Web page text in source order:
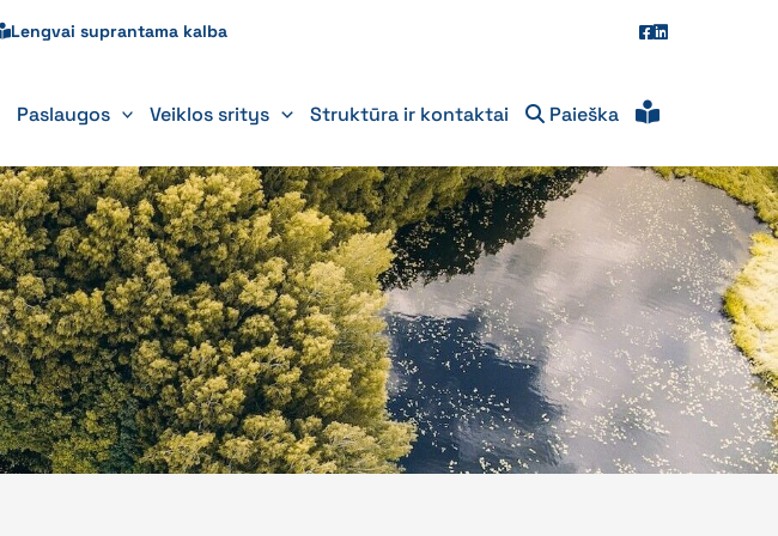
Lengvai suprantama kalba
Paslaugos Veiklos sritys Struktūra ir kontaktai Paieška